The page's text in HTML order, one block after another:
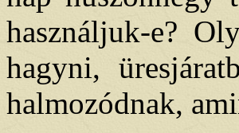
használjuk-e?
hagyni,
halmozódnak,